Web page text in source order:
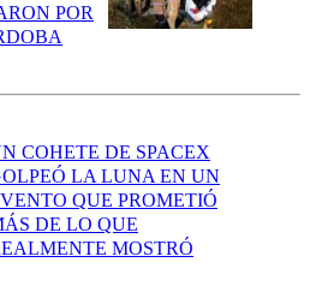
POR
COHETE DE SPACEX
LA LUNA EN UN
QUE PROMETIÓ
DE LO QUE
MOSTRÓ